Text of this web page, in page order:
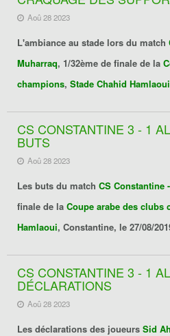
Aoû 28 2023
L'ambiance au stade lors du match
Muharraq, 1/32ème de finale de la
champions, Stade Chahid Hamlaoui
CS CONSTANTINE 3 - 1
BUTS
Aoû 28 2023
Les buts du match CS Constantine
finale de la Coupe arabe des clubs
Hamlaoui, Constantine, le 27/08/
CS CONSTANTINE 3 - 1
DÉCLARATIONS
Aoû 28 2023
Les déclarations des joueurs Sid